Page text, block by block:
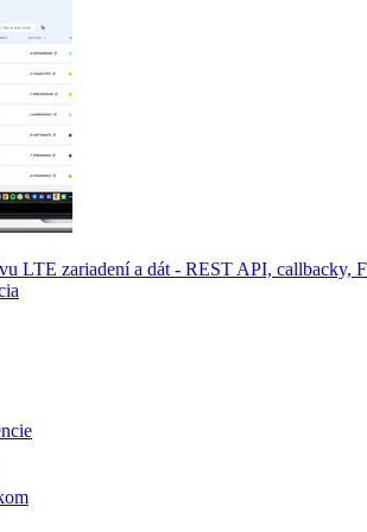
LTE zariadení a dát - REST API, callbacky,